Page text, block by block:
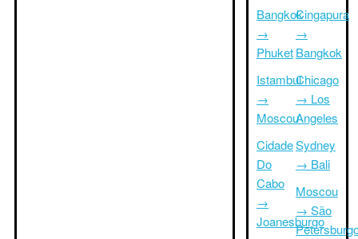
Bangkok
→
Phuket
Istambul
→
Moscou
Cidade
Do
Cabo
→
Joanesburgo
Cingapura
→
Bangkok
Chicago
→ Los
Angeles
Sydney
→ Bali
Moscou
→ São